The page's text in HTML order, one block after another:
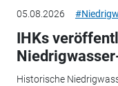
05.08.2026
IHKs
Historische